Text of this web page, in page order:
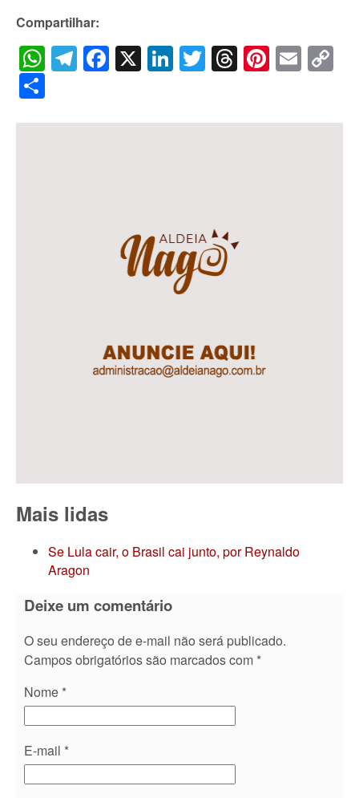
Compartilhar:
WhatsApp
Telegram
Facebook
X LinkedIn
Twitter
Threads
Mais lidas
Se Lula cair, o Brasil cai junto, por Reynaldo
Aragon
Deixe um comentário
O seu endereço de e-mail não será publicado.
Campos obrigatórios são marcados com *
Nome *
E-mail *